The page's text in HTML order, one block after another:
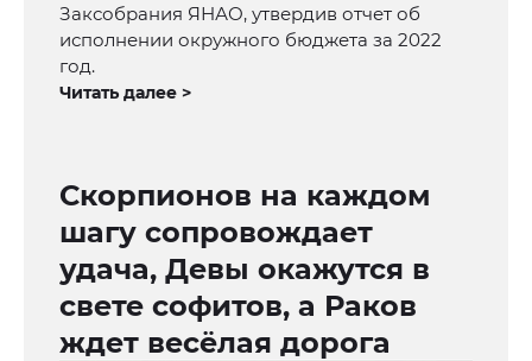
Заксобрания ЯНАО, утвердив отчет об
исполнении окружного бюджета за 2022
год.
Читать далее >
Скорпионов на каждом
шагу сопровождает
удача, Девы окажутся в
свете софитов, а Раков
ждет весёлая дорога